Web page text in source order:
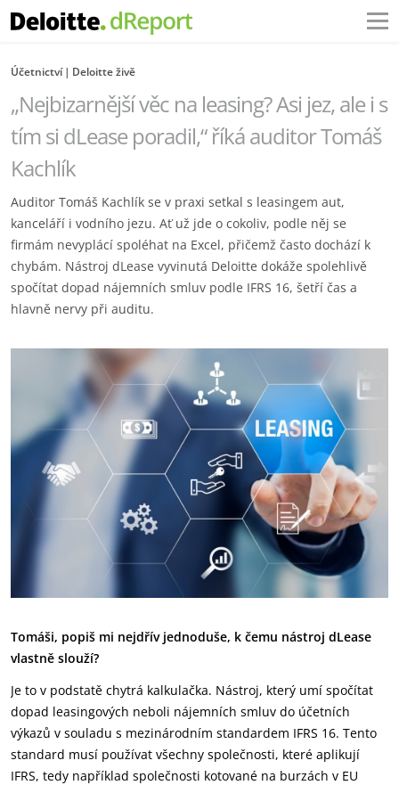
Účetnictví Deloitte živě
„Nejbizarnější věc na leasing? Asi jez, ale i s
tím si dLease poradil,“ říká auditor Tomáš
Kachlík
Auditor Tomáš Kachlík se v praxi setkal s leasingem aut,
kanceláří i vodního jezu. Ať už jde o cokoliv, podle něj se
firmám nevyplácí spoléhat na Excel, přičemž často dochází k
chybám. Nástroj dLease vyvinutá Deloitte dokáže spolehlivě
spočítat dopad nájemních smluv podle IFRS 16, šetří čas a
hlavně nervy při auditu.
Tomáši, popiš mi nejdřív jednoduše, k čemu nástroj dLease
vlastně slouží?
Je to v podstatě chytrá kalkulačka. Nástroj, který umí spočítat
dopad leasingových neboli nájemních smluv do účetních
výkazů v souladu s mezinárodním standardem IFRS 16. Tento
standard musí používat všechny společnosti, které aplikují
IFRS, tedy například společnosti kotované na burzách v EU